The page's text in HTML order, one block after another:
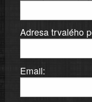
Adresa trvalého
Email: